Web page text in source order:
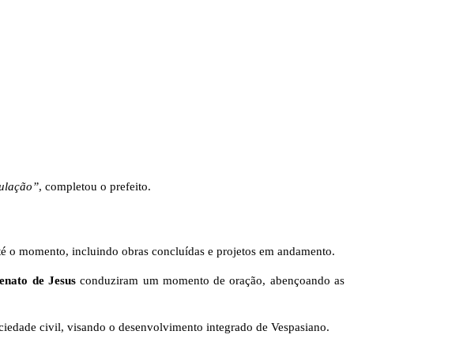
, completou o prefeito.
o momento, incluindo obras concluídas e projetos em andamento.
de Jesus conduziram um momento de oração, abençoando as
civil, visando o desenvolvimento integrado de Vespasiano.